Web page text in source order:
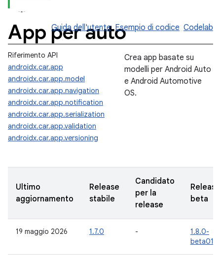
App per auto
Guida dell'utente Esempio di codice Codelab
Riferimento API
androidx.car.app
androidx.car.app.model
androidx.car.app.navigation
androidx.car.app.notification
androidx.car.app.serialization
androidx.car.app.validation
androidx.car.app.versioning
Crea app basate su
modelli per Android Auto
e Android Automotive
OS.
Ultimo
aggiornamento
Release
stabile
Candidato
per la
release
Release
beta
19 maggio 2026 1.7.0 -
1.8.0-
beta01